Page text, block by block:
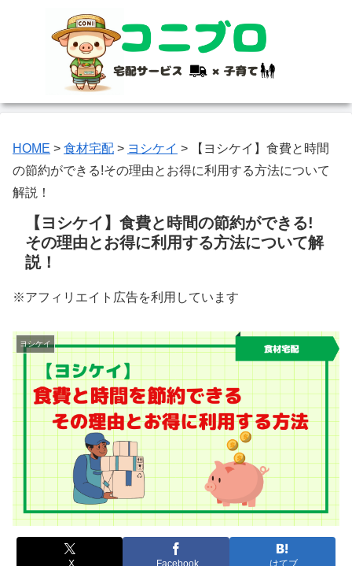
HOME > 食材宅配 > ヨシケイ >
【ヨシケイ】食費と時間
の節約ができる!その理由とお得に利用する方法について
解説！
【ヨシケイ】食費と時間の節約ができる!
その理由とお得に利用する方法について解
説！
※アフィリエイト広告を利用しています
ヨシケイ
X Facebook はてブ